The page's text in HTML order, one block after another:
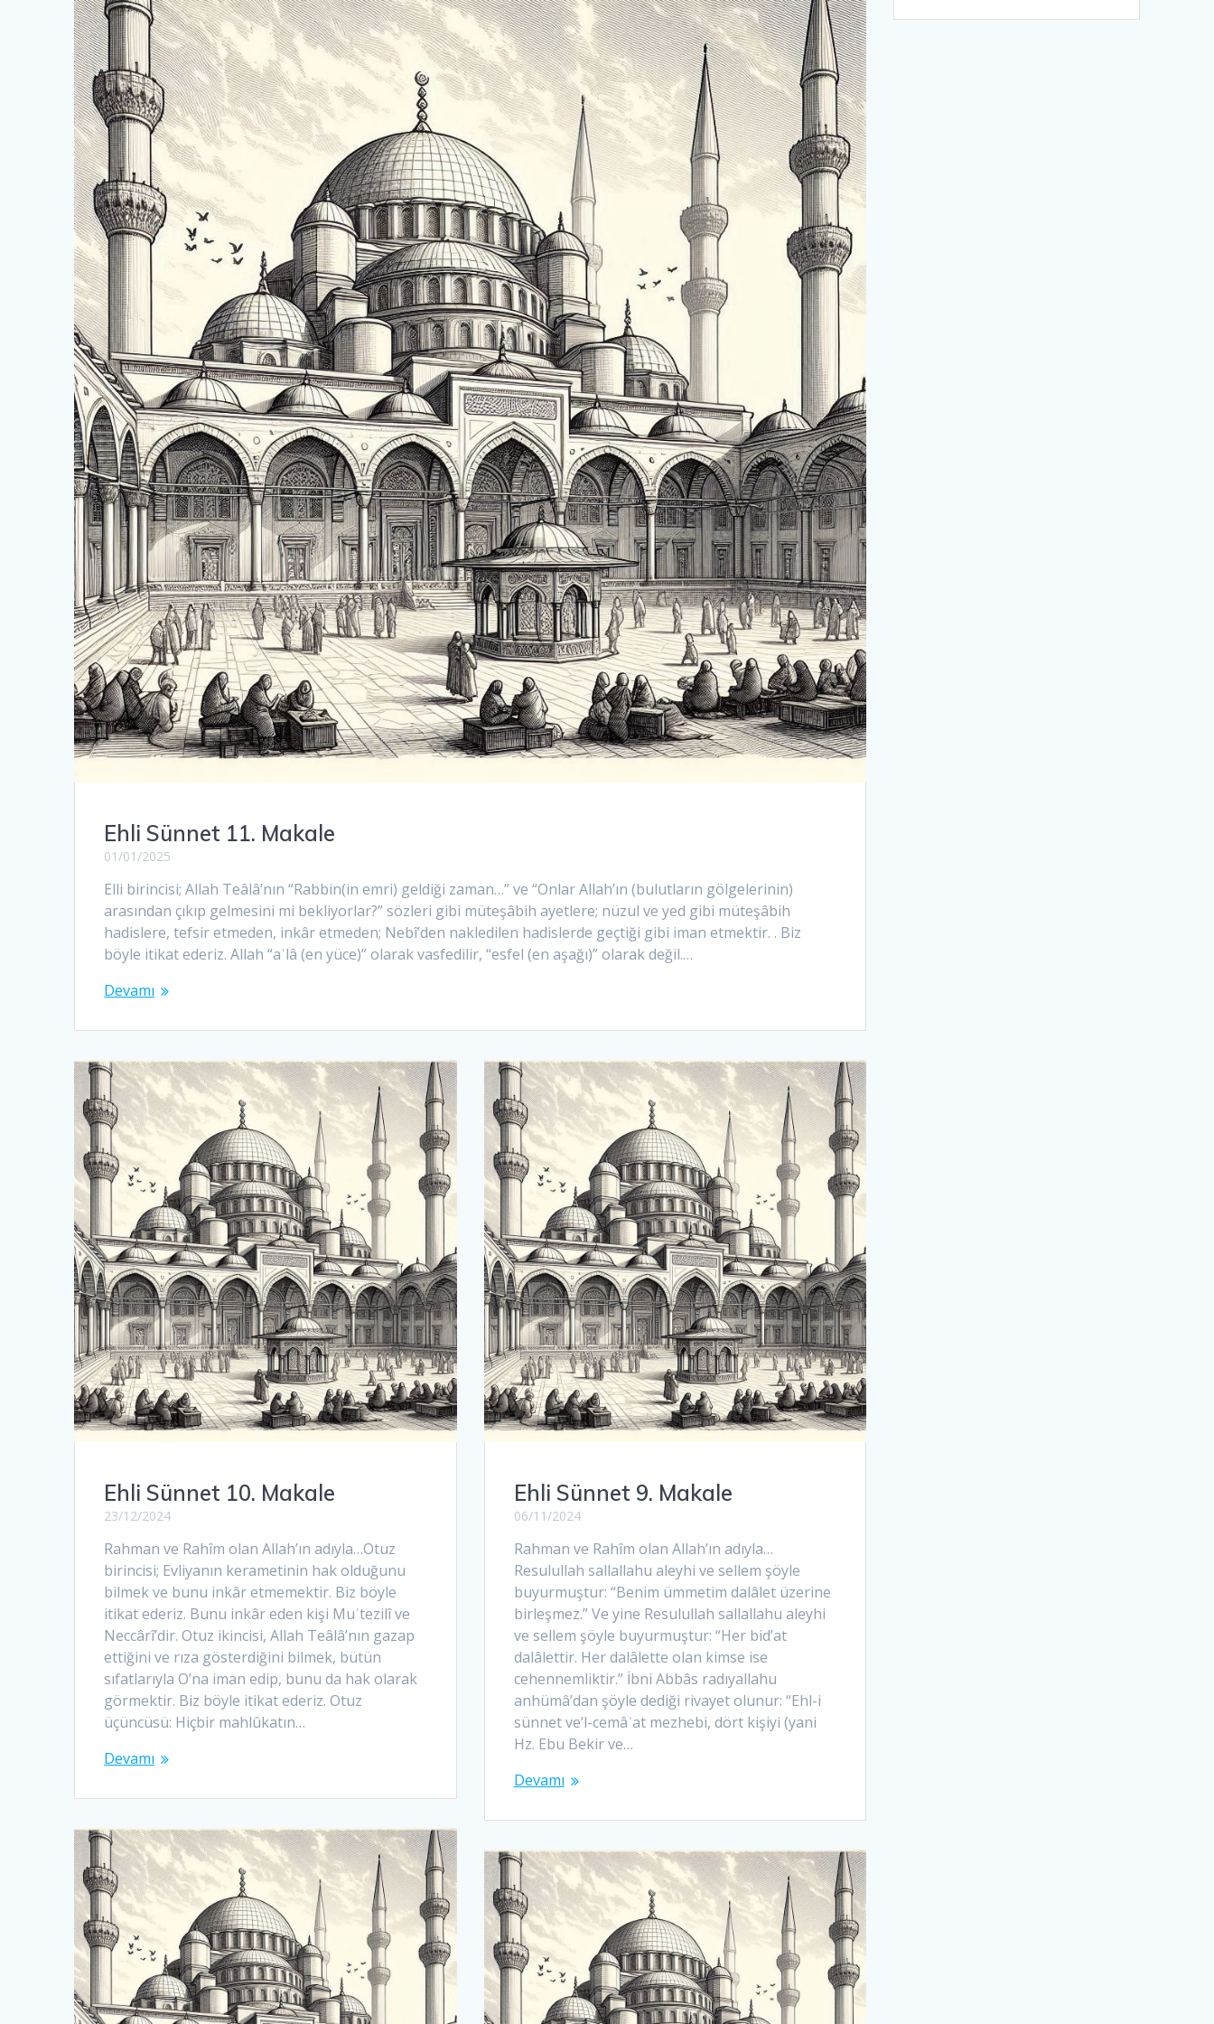
Ehli Sünnet 11. Makale
01/01/2025
Elli birincisi; Allah Teâlâ’nın “Rabbin(in emri) geldiği zaman…” ve “Onlar Allah’ın (bulutların gölgelerinin)
arasından çıkıp gelmesini mi bekliyorlar?” sözleri gibi müteşâbih ayetlere; nüzul ve yed gibi müteşâbih
hadislere, tefsir etmeden, inkâr etmeden; Nebî’den nakledilen hadislerde geçtiği gibi iman etmektir. . Biz
böyle itikat ederiz. Allah “aʿlâ (en yüce)” olarak vasfedilir, “esfel (en aşağı)” olarak değil.…
Devamı
Ehli Sünnet 10. Makale
23/12/2024
Rahman ve Rahîm olan Allah’ın adıyla…Otuz
birincisi; Evliyanın kerametinin hak olduğunu
bilmek ve bunu inkâr etmemektir. Biz böyle
itikat ederiz. Bunu inkâr eden kişi Muʿtezilî ve
Neccârî’dir. Otuz ikincisi, Allah Teâlâ’nın gazap
ettiğini ve rıza gösterdiğini bilmek, bütün
sıfatlarıyla O’na iman edip, bunu da hak olarak
görmektir. Biz böyle itikat ederiz. Otuz
üçüncüsü: Hiçbir mahlûkatın…
Devamı
Ehli Sünnet 9. Makale
06/11/2024
Rahman ve Rahîm olan Allah’ın adıyla…
Resulullah sallallahu aleyhi ve sellem şöyle
buyurmuştur: “Benim ümmetim dalâlet üzerine
birleşmez.” Ve yine Resulullah sallallahu aleyhi
ve sellem şöyle buyurmuştur: “Her bid’at
dalâlettir. Her dalâlette olan kimse ise
cehennemliktir.” İbni Abbâs radıyallahu
anhümâ’dan şöyle dediği rivayet olunur: “Ehl-i
sünnet ve’l-cemâʿat mezhebi, dört kişiyi (yani
Hz. Ebu Bekir ve…
Devamı